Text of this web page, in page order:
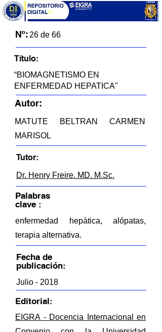
Nº: 26 de 66
Título:
“BIOMAGNETISMO EN
ENFERMEDAD HEPATICA"
Autor:
MATUTE BELTRAN CARMEN
MARISOL
Tutor:
Dr. Henry Freire. MD. M.Sc.
Palabras
clave :
enfermedad hepática, alópatas,
terapia alternativa.
Fecha de
publicación:
Julio - 2018
Editorial:
EIGRA - Docencia Internacional en